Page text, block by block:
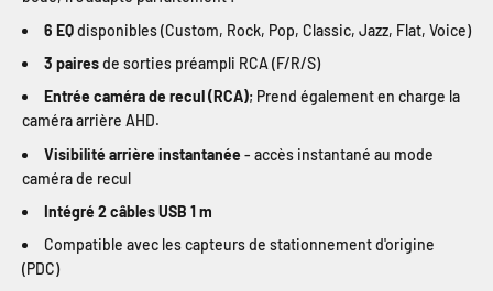
6 EQdisponibles (Custom, Rock, Pop, Classic, Jazz, Flat, Voice)
3 pairesde sorties préampli RCA (F/R/S)
Entrée caméra de recul (RCA); Prend également en charge la
caméra arrière AHD.
Visibilité arrière instantanée - accès instantané au mode
caméra de recul
Intégré 2 câbles USB 1 m
Compatible avec les capteurs de stationnement d'origine
(PDC)